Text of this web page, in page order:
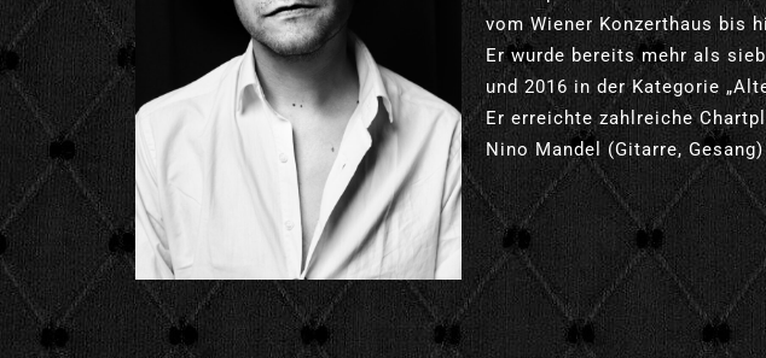
vomWiener Konzerthaus bis
Er wurde bereits mehr als
und 2016 in der Kategorie
Er erreichte zahlreiche
Nino Mandel (Gitarre, Gesang)